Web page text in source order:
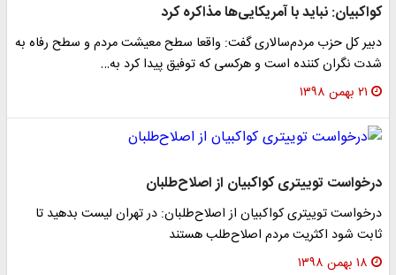
کواکبیان: نباید با آمریکایی‌ها مذاکره کرد
دبیر کل حزب مردم‌سالاری گفت: واقعا سطح معیشت مردم و سطح رفاه به
شدت نگران کننده است و هرکسی که توفیق پیدا کرد به…
۲۱ بهمن ۱۳۹۸
درخواست توییتری کواکبیان از اصلاح‌طلبان
درخواست توییتری کواکبیان از اصلاح‌طلبان: در تهران لیست بدهید تا
ثابت شود اکثریت مردم اصلاح‌طلب هستند
۱۸ بهمن ۱۳۹۸